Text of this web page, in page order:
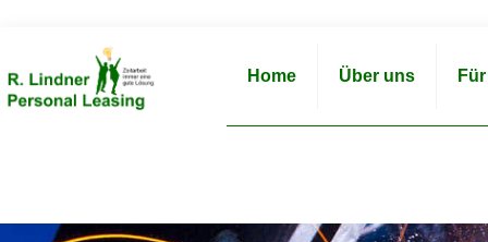
Home Über uns